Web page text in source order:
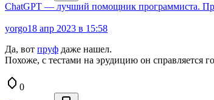
ChatGPT — лучший помощник программиста.
yorgo18 апр 2023 в 15:58
Да, вот пруф даже нашел.
Похоже, с тестами на эрудицию он справляется
0